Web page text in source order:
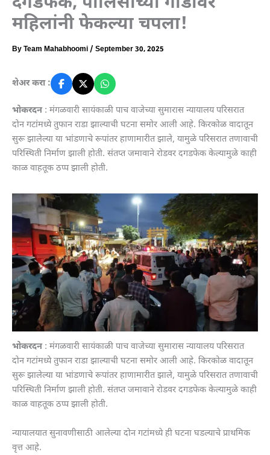
महिलांनी फेकल्या चपला!
ByTeam Mahabhoomi/ September 30, 2025
शेअर करा :
भोकरदन: मंगळवारी सायंकाळी पाच वाजेच्या सुमारास न्यायालय परिसरात
दोन गटांमध्ये तुफान राडा झाल्याची घटना समोर आली आहे. किरकोळ वादातून
सुरू झालेल्या या भांडणाचे रूपांतर हाणामारीत झाले, यामुळे परिसरात तणावाची
परिस्थिती निर्माण झाली होती. संतप्त जमावाने रोडवर दगडफेक केल्यामुळे काही
काळ वाहतूक ठप्प झाली होती.
भोकरदन: मंगळवारी सायंकाळी पाच वाजेच्या सुमारास न्यायालय परिसरात
दोन गटांमध्ये तुफान राडा झाल्याची घटना समोर आली आहे. किरकोळ वादातून
सुरू झालेल्या या भांडणाचे रूपांतर हाणामारीत झाले, यामुळे परिसरात तणावाची
परिस्थिती निर्माण झाली होती. संतप्त जमावाने रोडवर दगडफेक केल्यामुळे काही
काळ वाहतूक ठप्प झाली होती.
न्यायालयात सुनावणीसाठी आलेल्या दोन गटांमध्ये ही घटना घडल्याचे प्राथमिक
वृत्त आहे.